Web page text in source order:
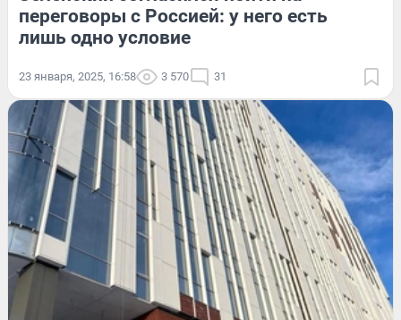
переговоры с Россией: у него есть
лишь одно условие
23 января, 2025, 16:58 3 570 31